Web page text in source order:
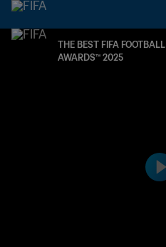
THE BEST FIFA FOOTBALL
AWARDS™ 2025